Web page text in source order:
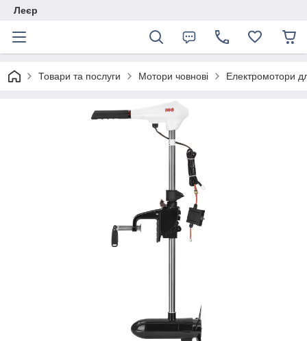
Леєр
Товари та послуги Мотори човнові Електромотори